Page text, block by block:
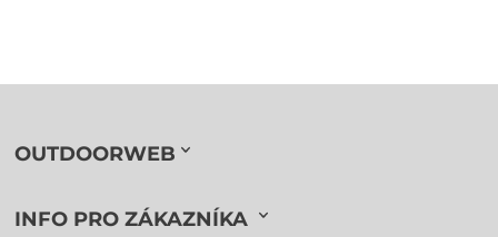
OUTDOORWEB
INFO PRO ZÁKAZNÍKA